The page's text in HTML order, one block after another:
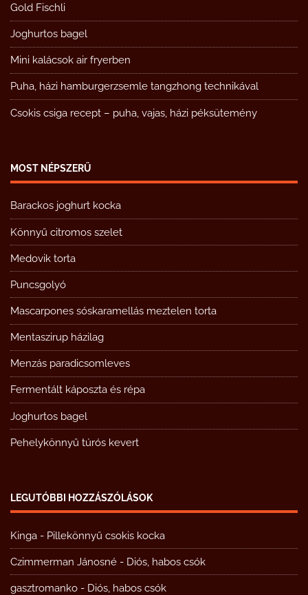
Gold Fischli
Joghurtos bagel
Mini kalácsok air fryerben
Puha, házi hamburgerzsemle tangzhong technikával
Csokis csiga recept – puha, vajas, házi péksütemény
MOST NÉPSZERŰ
Barackos joghurt kocka
Könnyű citromos szelet
Medovik torta
Puncsgolyó
Mascarpones sóskaramellás meztelen torta
Mentaszirup házilag
Menzás paradicsomleves
Fermentált káposzta és répa
Joghurtos bagel
Pehelykönnyű túrós kevert
LEGUTÓBBI HOZZÁSZÓLÁSOK
Kinga - Pillekönnyű csokis kocka
Czimmerman Jánosné - Diós, habos csók
gasztromanko - Diós, habos csók